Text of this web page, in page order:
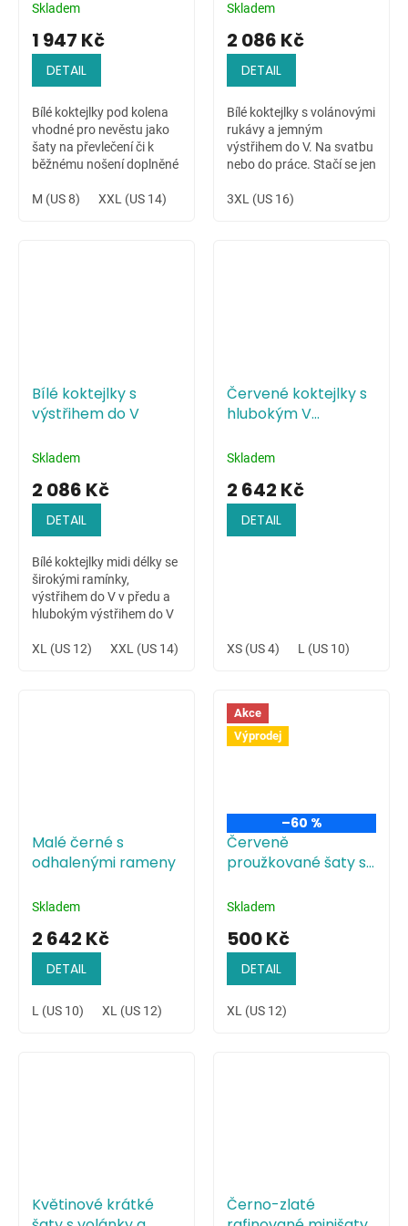
Skladem
1 947 Kč
DETAIL
Bílé koktejlky pod kolena
vhodné pro nevěstu jako
šaty na převlečení či k
běžnému nošení doplněné
lodičky atp.
M (US 8) XXL (US 14)
Skladem
2 086 Kč
DETAIL
Bílé koktejlky s volánovými
rukávy a jemným
výstřihem do V. Na svatbu
nebo do práce. Stačí se jen
3XL (US 16)
Bílé koktejlky s
výstřihem do V
Skladem
2 086 Kč
DETAIL
Bílé koktejlky midi délky se
širokými ramínky,
výstřihem do V v předu a
hlubokým výstřihem do V
příjemná, pružná látka.
XL (US 12) XXL (US 14)
Červené koktejlky s
hlubokým V
Skladem
2 642 Kč
DETAIL
XS (US 4) L (US 10)
Malé černé s
odhalenými rameny
Skladem
2 642 Kč
DETAIL
L (US 10) XL (US 12)
Akce
Výprodej
–60 %
Červeně
proužkované šaty s
rameno
Skladem
500 Kč
DETAIL
XL (US 12)
Květinové krátké
Černo-zlaté